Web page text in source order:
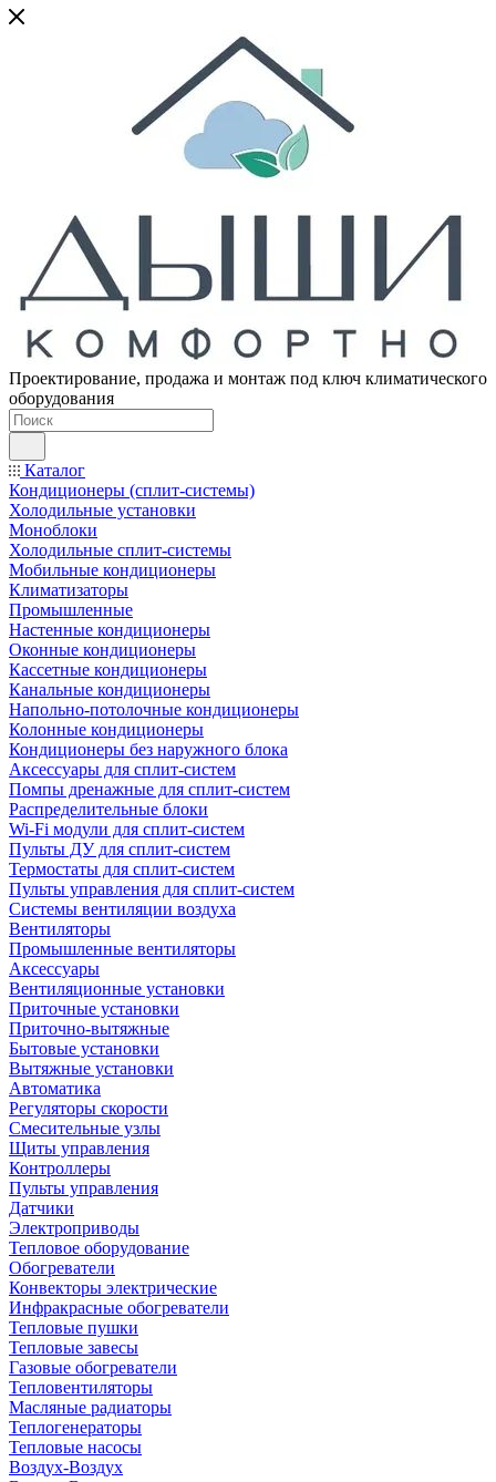
Проектирование, продажа и монтаж под ключ климатического
оборудования
Каталог
Кондиционеры (сплит-системы)
Холодильные установки
Моноблоки
Холодильные сплит-системы
Мобильные кондиционеры
Климатизаторы
Промышленные
Настенные кондиционеры
Оконные кондиционеры
Кассетные кондиционеры
Канальные кондиционеры
Напольно-потолочные кондиционеры
Колонные кондиционеры
Кондиционеры без наружного блока
Аксессуары для сплит-систем
Помпы дренажные для сплит-систем
Распределительные блоки
Wi-Fi модули для сплит-систем
Пульты ДУ для сплит-систем
Термостаты для сплит-систем
Пульты управления для сплит-систем
Системы вентиляции воздуха
Вентиляторы
Промышленные вентиляторы
Аксессуары
Вентиляционные установки
Приточные установки
Приточно-вытяжные
Бытовые установки
Вытяжные установки
Автоматика
Регуляторы скорости
Смесительные узлы
Щиты управления
Контроллеры
Пульты управления
Датчики
Электроприводы
Тепловое оборудование
Обогреватели
Конвекторы электрические
Инфракрасные обогреватели
Тепловые пушки
Тепловые завесы
Газовые обогреватели
Тепловентиляторы
Масляные радиаторы
Теплогенераторы
Тепловые насосы
Воздух-Воздух